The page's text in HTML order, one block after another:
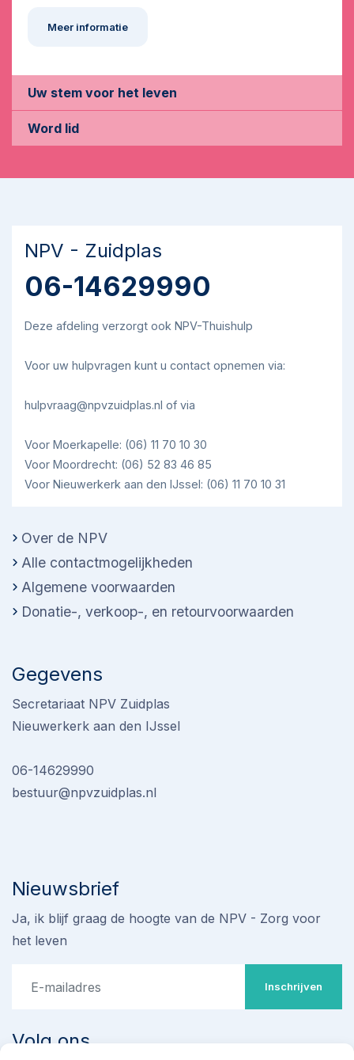
Meer informatie
Uw stem voor het leven
Word lid
NPV - Zuidplas
06-14629990
Deze afdeling verzorgt ook NPV-Thuishulp
Voor uw hulpvragen kunt u contact opnemen via:
hulpvraag@npvzuidplas.nl of via
Voor Moerkapelle: (06) 11 70 10 30
Voor Moordrecht: (06) 52 83 46 85
Voor Nieuwerkerk aan den IJssel: (06) 11 70 10 31
Over de NPV
Alle contactmogelijkheden
Algemene voorwaarden
Donatie-, verkoop-, en retourvoorwaarden
Gegevens
Secretariaat NPV Zuidplas
Nieuwerkerk aan den IJssel
06-14629990
bestuur@npvzuidplas.nl
Nieuwsbrief
Ja, ik blijf graag de hoogte van de NPV - Zorg voor
het leven
Inschrijven
Volg ons